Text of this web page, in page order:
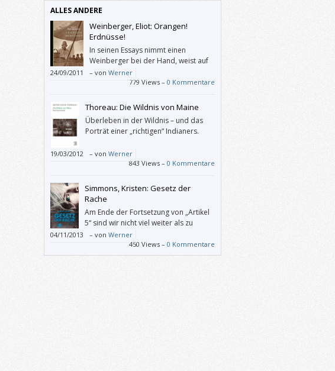
ALLES ANDERE
Weinberger, Eliot: Orangen!
Erdnüsse!
In seinen Essays nimmt einen
Weinberger bei der Hand, weist auf
die Reichtümer dieser Welt hin, und
ich frage mich, wie kann man die Götter und die
Welten nur so beiläufig unter einen Hut bringen?
24/09/2011 – von Werner
779 Views – 0 Kommentare
Thoreau: Die Wildnis von Maine
Überleben in der Wildnis – und das
Porträt einer „richtigen“ Indianers.
19/03/2012 – von Werner
843 Views – 0 Kommentare
Simmons, Kristen: Gesetz der
Rache
Am Ende der Fortsetzung von „Artikel
5“ sind wir nicht viel weiter als zu
Beginn. Es gibt viel Action, aber wenig
Information. Schwer zu sagen, ob sich das im
abschließenden Band der Ember-Trilogie ändern
04/11/2013 – von Werner
450 Views – 0 Kommentare